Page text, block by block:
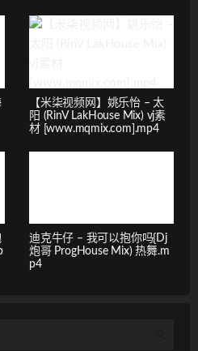
【米柒视频网】姚乐怡 – 太
阳 (RinV LakHouse Mix) vj素
材 [www.mqmix.com].mp4
迪克牛仔 – 我可以抱你吗{Dj
炮哥 ProgHouse Mix) 热舞.m
p4